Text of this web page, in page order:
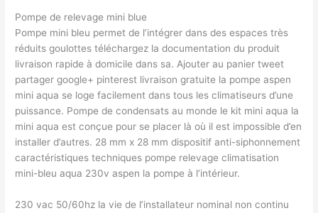
Pompe de relevage mini blue
Pompe mini bleu permet de l’intégrer dans des espaces très
réduits goulottes téléchargez la documentation du produit
livraison rapide à domicile dans sa. Ajouter au panier tweet
partager google+ pinterest livraison gratuite la pompe aspen
mini aqua se loge facilement dans tous les climatiseurs d’une
puissance. Pompe de condensats au monde le kit mini aqua la
mini aqua est conçue pour se placer là où il est impossible d’en
installer d’autres. 28 mm x 28 mm dispositif anti-siphonnement
caractéristiques techniques pompe relevage climatisation
mini-bleu aqua 230v aspen la pompe à l’intérieur.
230 vac 50/60hz la vie de l’installateur nominal non continu